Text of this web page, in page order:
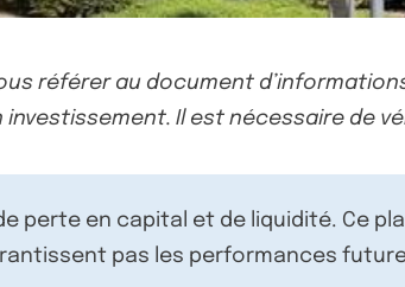
référer au document
investissement. Il est nécessaire de
perte en capital et de liquidité. Ce
pas les performances